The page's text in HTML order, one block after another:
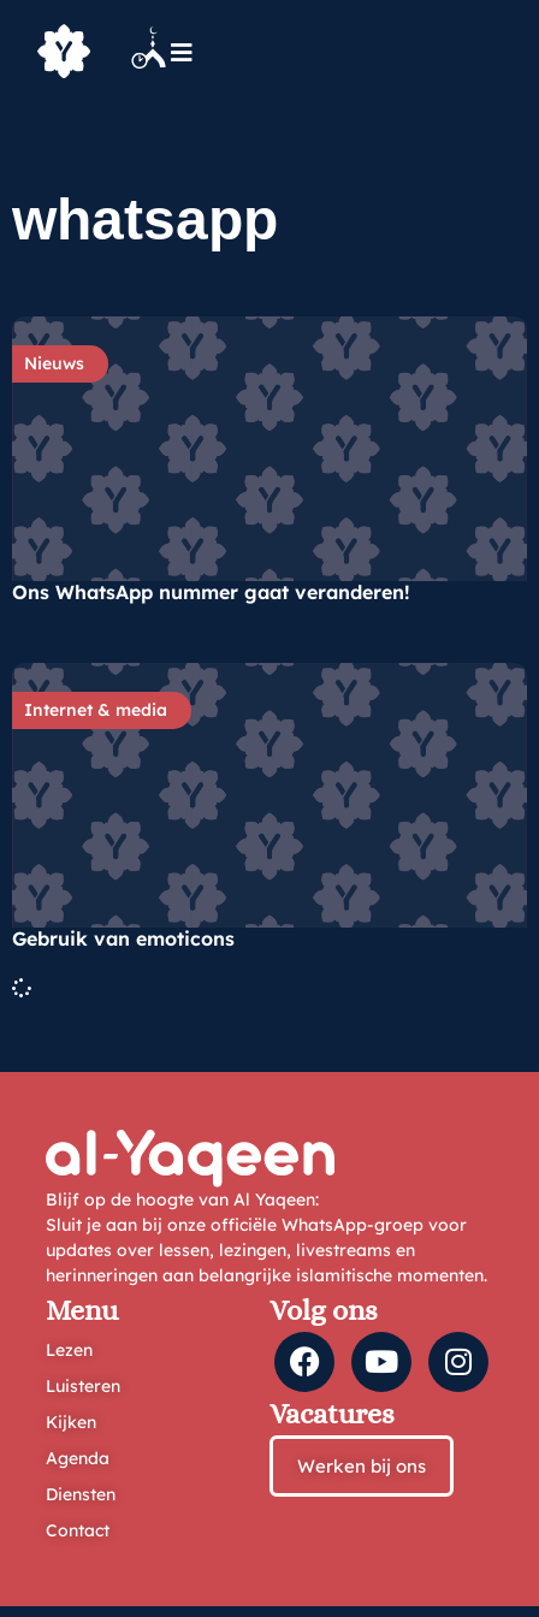
whatsapp
Nieuws
Ons WhatsApp nummer gaat veranderen!
Internet & media
Gebruik van emoticons
Blijf op de hoogte van Al Yaqeen:
Sluit je aan bij onze officiële WhatsApp-groep voor
updates over lessen, lezingen, livestreams en
herinneringen aan belangrijke islamitische momenten.
Menu
Lezen
Luisteren
Kijken
Agenda
Diensten
Contact
Volg ons
Vacatures
Werken bij ons